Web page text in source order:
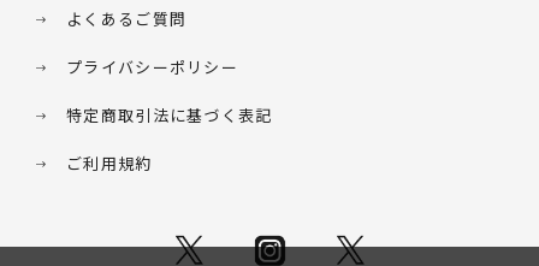
よくあるご質問
プライバシーポリシー
特定商取引法に基づく表記
ご利用規約